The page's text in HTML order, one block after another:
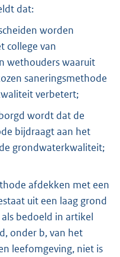
dat:
worden
college van
wethouders waaruit
saneringsmethode
verbetert;
wordt dat de
bijdraagt aan het
grondwaterkwaliteit;
afdekken met een
uit een laag grond
bedoeld in artikel
onder b, van het
leefomgeving, niet is